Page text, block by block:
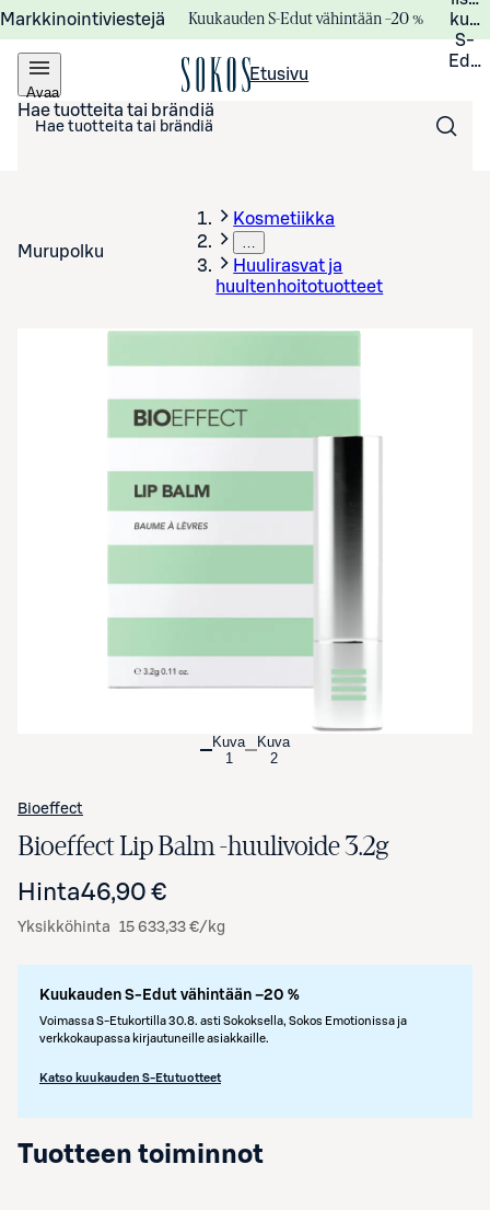
Markkinointiviestejä Kuukauden S-Edut vähintään –20 %
S-
Avaa
valikko
Etusivu
Hae tuotteita tai brändiä
Murupolku
Kosmetiikka
…
Huulirasvat ja
huultenhoitotuotteet
Avaa tuotekuva suurennettuna
Kuva
1
Kuva
2
Bioeffect
Bioeffect Lip Balm -huulivoide 3.2g
Hinta46,90 €
Yksikköhinta 15 633,33 €/kg
Kuukauden S-Edut vähintään –20 %
Voimassa S-Etukortilla 30.8. asti Sokoksella, Sokos Emotionissa ja
verkkokaupassa kirjautuneille asiakkaille.
Katso kuukauden S-Etutuotteet
Tuotteen toiminnot